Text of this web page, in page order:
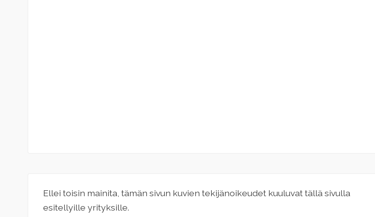
Ellei toisin mainita, tämän sivun kuvien tekijänoikeudet kuuluvat tällä sivulla
esitellyille yrityksille.